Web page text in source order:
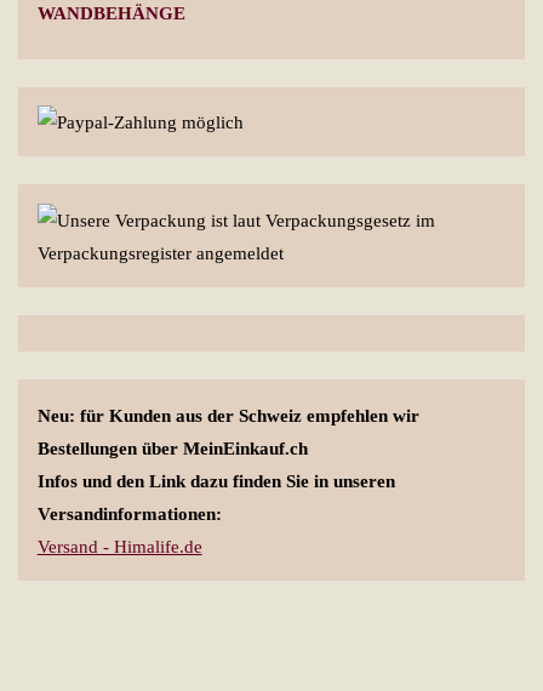
WANDBEHÄNGE
Neu: für Kunden aus der Schweiz empfehlen wir
Bestellungen über MeinEinkauf.ch
Infos und den Link dazu finden Sie in unseren
Versandinformationen:
Versand - Himalife.de